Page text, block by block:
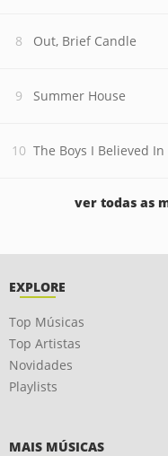
Out, Brief Candle
Summer House
The Boys I Believed In
ver todas as
EXPLORE
Top Músicas
Top Artistas
Novidades
Playlists
MAIS MÚSICAS